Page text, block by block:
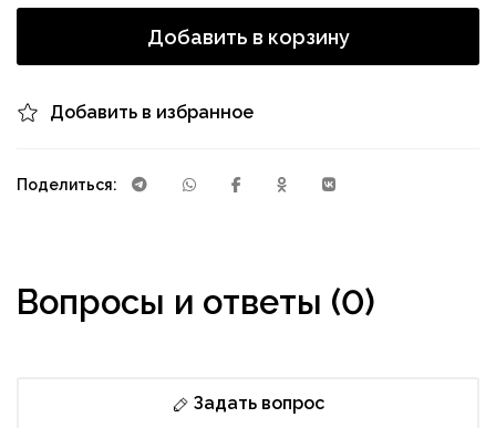
Добавить в корзину
Добавить в избранное
Поделиться:
Вопросы и ответы (0)
Задать вопрос